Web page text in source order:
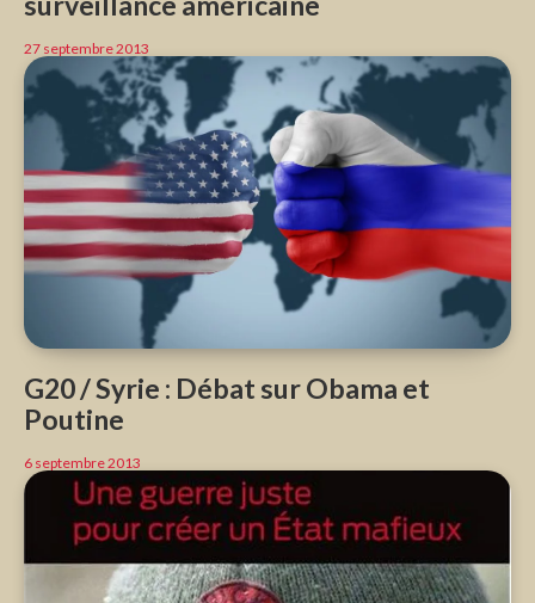
27 septembre 2013
G20 / Syrie : Débat sur Obama et
Poutine
6 septembre 2013